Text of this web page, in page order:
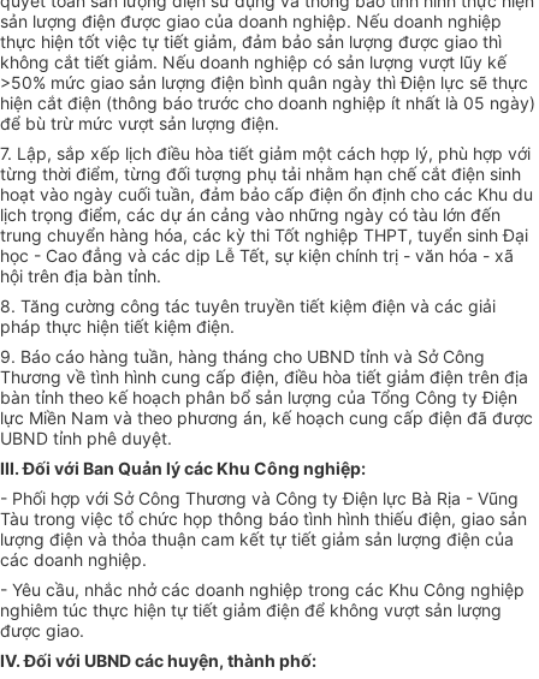
sản lượng điện được giao của doanh nghiệp. Nếu doanh nghiệp
thực hiện tốt việc tự tiết giảm, đảm bảo sản lượng được giao thì
không cắt tiết giảm. Nếu doanh nghiệp có sản lượng vượt lũy kế
>50% mức giao sản lượng điện bình quân ngày thìĐiện lực sẽ thực
hiện cắt điện (thông báo trước cho doanh nghiệp ít nhất là 05 ngày)
để bù trừ mức vượt sản lượng điện.
7. Lập, sắp xếp lịch điều hòa tiết giảm một cách hợp lý, phù hợp với
từng thời điểm, từng đối tượng phụ tải nhằm hạn chế cắt điện sinh
hoạt vào ngày cuối tuần, đảm bảo cấp điện ổn định cho các Khu du
lịch trọng điểm, các dự án cảng vào những ngày có tàu lớn đến
trung chuyển hàng hóa, các kỳ thi Tốt nghiệp THPT, tuyển sinh Đại
học - Cao đẳng và các dịp Lễ Tết, sự kiện chính trị - văn hóa - xã
hội trên địa bàn tỉnh.
8. Tăng cường công tác tuyên truyền tiết kiệm điện và các giải
pháp thực hiện tiết kiệm điện.
9. Báo cáo hàng tuần, hàng tháng cho UBND tỉnh và Sở Công
Thương về tình hình cung cấp điện, điều hòa tiết giảm điện trên địa
bàn tỉnh theo kế hoạch phân bổ sản lượng của Tổng Công ty Điện
lực Miền Nam và theo phương án, kế hoạch cung cấp điện đã được
UBND tỉnh phê duyệt.
III. Đối với Ban Quản lý các Khu Công nghiệp:
- Phối hợp với Sở Công Thương và Công ty Điện lực Bà Rịa - Vũng
Tàu trong việc tổ chức họp thông báo tình hình thiếu điện, giao sản
lượng điện và thỏa thuận cam kết tự tiết giảm sản lượng điện của
các doanh nghiệp.
- Yêu cầu, nhắc nhở các doanh nghiệp trong các Khu Công nghiệp
nghiêm túc thực hiện tự tiết giảm điện để không vượt sản lượng
được giao.
IV. Đối với UBND các huyện, thành phố: